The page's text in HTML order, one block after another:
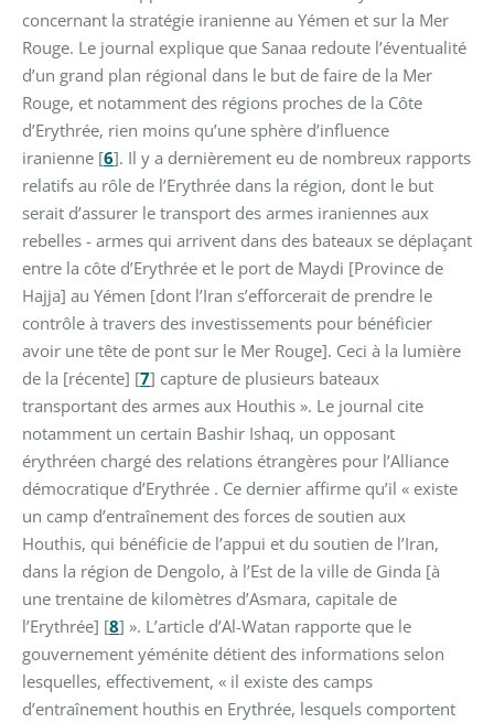
concernant la stratégie iranienne au Yémen et sur la Mer
Rouge. Le journal explique que Sanaa redoute l’éventualité
d’un grand plan régional dans le but de faire de la Mer
Rouge, et notamment des régions proches de la Côte
d’Erythrée, rien moins qu’une sphère d’influence
iranienne [6]. Il y a dernièrement eu de nombreux rapports
relatifs au rôle de l’Erythrée dans la région, dont le but
serait d’assurer le transport des armes iraniennes aux
rebelles - armes qui arrivent dans des bateaux se déplaçant
entre la côte d’Erythrée et le port de Maydi [Province de
Hajja] au Yémen [dont l’Iran s’efforcerait de prendre le
contrôle à travers des investissements pour bénéficier
avoir une tête de pont sur le Mer Rouge]. Ceci à la lumière
de la [récente] [7] capture de plusieurs bateaux
transportant des armes aux Houthis ». Le journal cite
notamment un certain Bashir Ishaq, un opposant
érythréen chargé des relations étrangères pour l’Alliance
démocratique d’Erythrée . Ce dernier affirme qu’il « existe
un camp d’entraînement des forces de soutien aux
Houthis, qui bénéficie de l’appui et du soutien de l’Iran,
dans la région de Dengolo, à l’Est de la ville de Ginda [à
une trentaine de kilomètres d’Asmara, capitale de
l’Erythrée] [8] ». L’article d’Al-Watan rapporte que le
gouvernement yéménite détient des informations selon
lesquelles, effectivement, « il existe des camps
d’entraînement houthis en Erythrée, lesquels comportent